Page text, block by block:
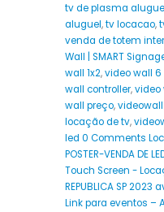
tv de plasma
aluguel,tv locacao,
venda de totem
Wall | SMART
wall 1x2,video wall
wall controller,video
wall preço,
locação de tv,
led 0 Comments
POSTER-VENDA DE
Touch Screen -
REPUBLICA SP
Link para eventos –